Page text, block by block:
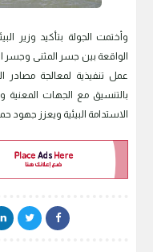
وأختمت الجولة بتأكيد وزير
الواقعة بين جسر المثنى وجسر
عمل تنفيذية لمعالجة مصادر
بالتنسيق مع الجهات المعنية
الاستدامة البيئية ويعزز جهود